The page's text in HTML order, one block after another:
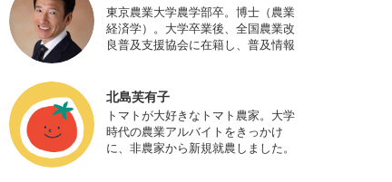
東京農業大学農学部卒。博士（農業
経済学）。大学卒業後、全国農業改
良普及支援協会に在籍し、普及情報
（元情報部長）。2011年に株式会社
日本農業サポート研究所を創業し、
海外のICT利用の実証試験や農産物輸
出などに関わった。主にスマート農
業の実証試験やコンサルなどに携わ
北島芙有子
トマトが大好きなトマト農家。大学
時代の農業アルバイトをきっかけ
に、非農家から新規就農しました。